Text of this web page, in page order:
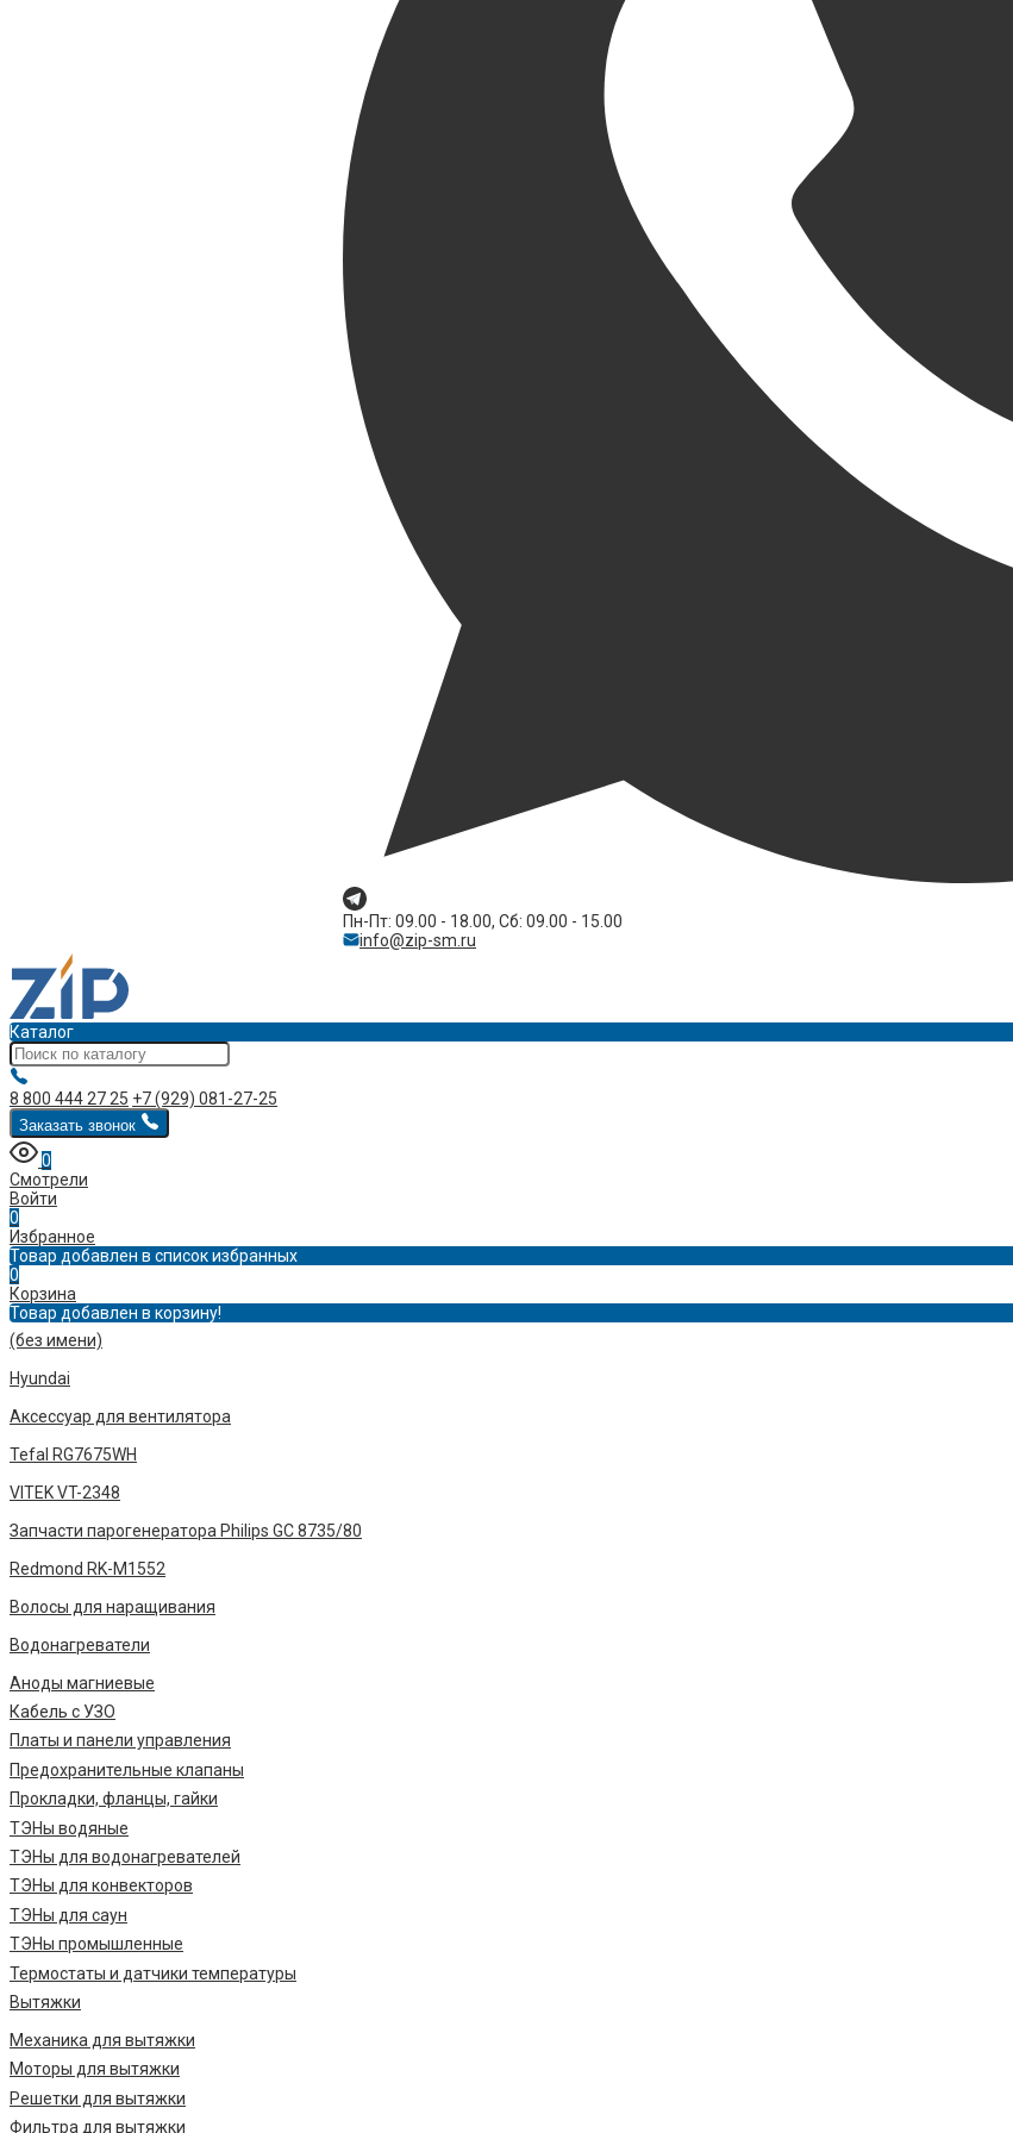
Пн-Пт: 09.00 - 18.00, Сб: 09.00 - 15.00
info@zip-sm.ru
Каталог
8 800 444 27 25 +7 (929) 081-27-25
Заказать звонок
0
Смотрели
Войти
0
Избранное
Товар добавлен в список избранных
0
Корзина
Товар добавлен в корзину!
(без имени)
Hyundai
Аксессуар для вентилятора
Tefal RG7675WH
VITEK VT-2348
Запчасти парогенератора Philips GC 8735/80
Redmond RK-M1552
Волосы для наращивания
Водонагреватели
Аноды магниевые
Кабель с УЗО
Платы и панели управления
Предохранительные клапаны
Прокладки, фланцы, гайки
ТЭНы водяные
ТЭНы для водонагревателей
ТЭНы для конвекторов
ТЭНы для саун
ТЭНы промышленные
Термостаты и датчики температуры
Вытяжки
Механика для вытяжки
Моторы для вытяжки
Решетки для вытяжки
Фильтра для вытяжки